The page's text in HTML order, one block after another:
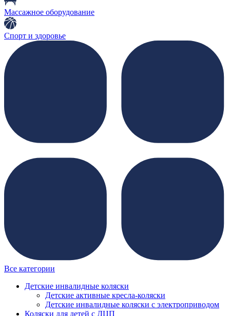
Массажное оборудование
Спорт и здоровье
Все категории
Детские инвалидные коляски
Детские активные кресла-коляски
Детские инвалидные коляски с электроприводом
Коляски для детей с ДЦП